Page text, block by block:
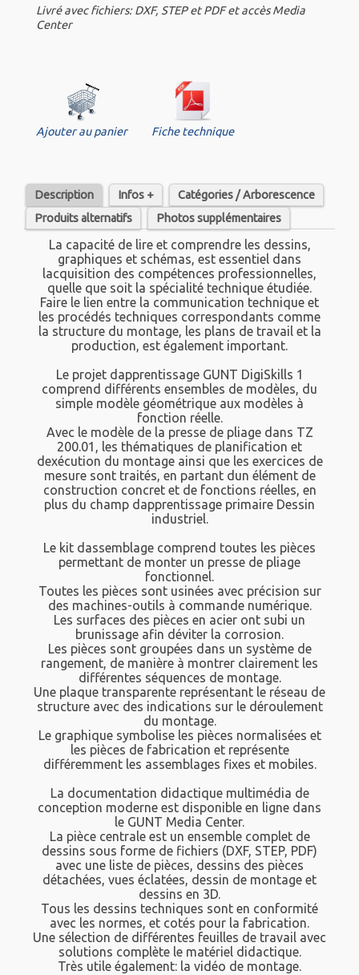
Livré avec fichiers: DXF, STEP et PDF et accès Media
Center
Ajouter au panier Fiche technique
Description Infos +
Catégories / Arborescence
Produits alternatifs
Photos supplémentaires
La capacité de lire et comprendre les dessins,
graphiques et schémas, est essentiel dans
lacquisition des compétences professionnelles,
quelle que soit la spécialité technique étudiée.
Faire le lien entre la communication technique et
les procédés techniques correspondants comme
la structure du montage, les plans de travail et la
production, est également important.
Le projet dapprentissage GUNT DigiSkills 1
comprend différents ensembles de modèles, du
simple modèle géométrique aux modèles à
fonction réelle.
Avec le modèle de la presse de pliage dans TZ
200.01, les thématiques de planification et
dexécution du montage ainsi que les exercices de
mesure sont traités, en partant dun élément de
construction concret et de fonctions réelles, en
plus du champ dapprentissage primaire Dessin
industriel.
Le kit dassemblage comprend toutes les pièces
permettant de monter un presse de pliage
fonctionnel.
Toutes les pièces sont usinées avec précision sur
des machines-outils à commande numérique.
Les surfaces des pièces en acier ont subi un
brunissage afin déviter la corrosion.
Les pièces sont groupées dans un système de
rangement, de manière à montrer clairement les
différentes séquences de montage.
Une plaque transparente représentant le réseau de
structure avec des indications sur le déroulement
du montage.
Le graphique symbolise les pièces normalisées et
les pièces de fabrication et représente
différemment les assemblages fixes et mobiles.
La documentation didactique multimédia de
conception moderne est disponible en ligne dans
le GUNT Media Center.
La pièce centrale est un ensemble complet de
dessins sous forme de fichiers (DXF, STEP, PDF)
avec une liste de pièces, dessins des pièces
détachées, vues éclatées, dessin de montage et
dessins en 3D.
Tous les dessins techniques sont en conformité
avec les normes, et cotés pour la fabrication.
Une sélection de différentes feuilles de travail avec
solutions complète le matériel didactique.
Très utile également: la vidéo de montage.